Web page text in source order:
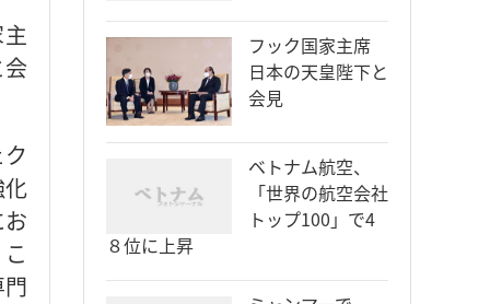
フック国家主席
日本の天皇陛下と
会見
ベトナム航空、
「世界の航空会社
トップ100」で4
８位に上昇